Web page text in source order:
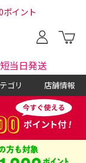
ポイント
当日発送
ゴリ 店舗情報